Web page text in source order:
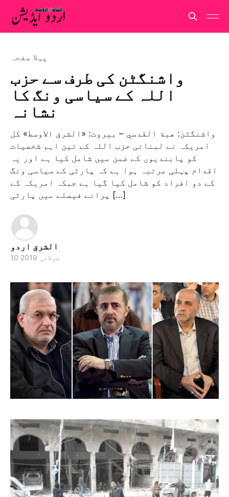
پہلا صفحہ
واشنگٹن کی طرف سے حزب
اللہ کے سیاسی ونگ کا
نشانہ
واشنگٹن: هبة القدسي – بيروت: «الشرق الاوسط» کل
امریکہ نے لبنانی حزب اللہ کے تین اہم شخصیات
کو پابندیوں کے ضمن میں شامل کیا ہے اور یہ
اقدام پہلی مرتبہ ہوا ہے کہ پارٹی کے سیاسی ونگ
کے دو افراد کو شامل کیا گیا ہے جبکہ امریکہ کے
پرانے فیصلے میں پارٹی […]
الشرق اردو
10 جولائی 2019